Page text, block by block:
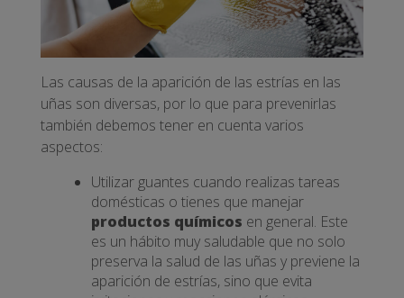
Las causas de la aparición de las estrías en las
uñas son diversas, por lo que para prevenirlas
también debemos tener en cuenta varios
aspectos:
Utilizar guantes cuando realizas tareas
domésticas o tienes que manejar
productos químicos en general. Este
es un hábito muy saludable que no solo
preserva la salud de las uñas y previene la
aparición de estrías, sino que evita